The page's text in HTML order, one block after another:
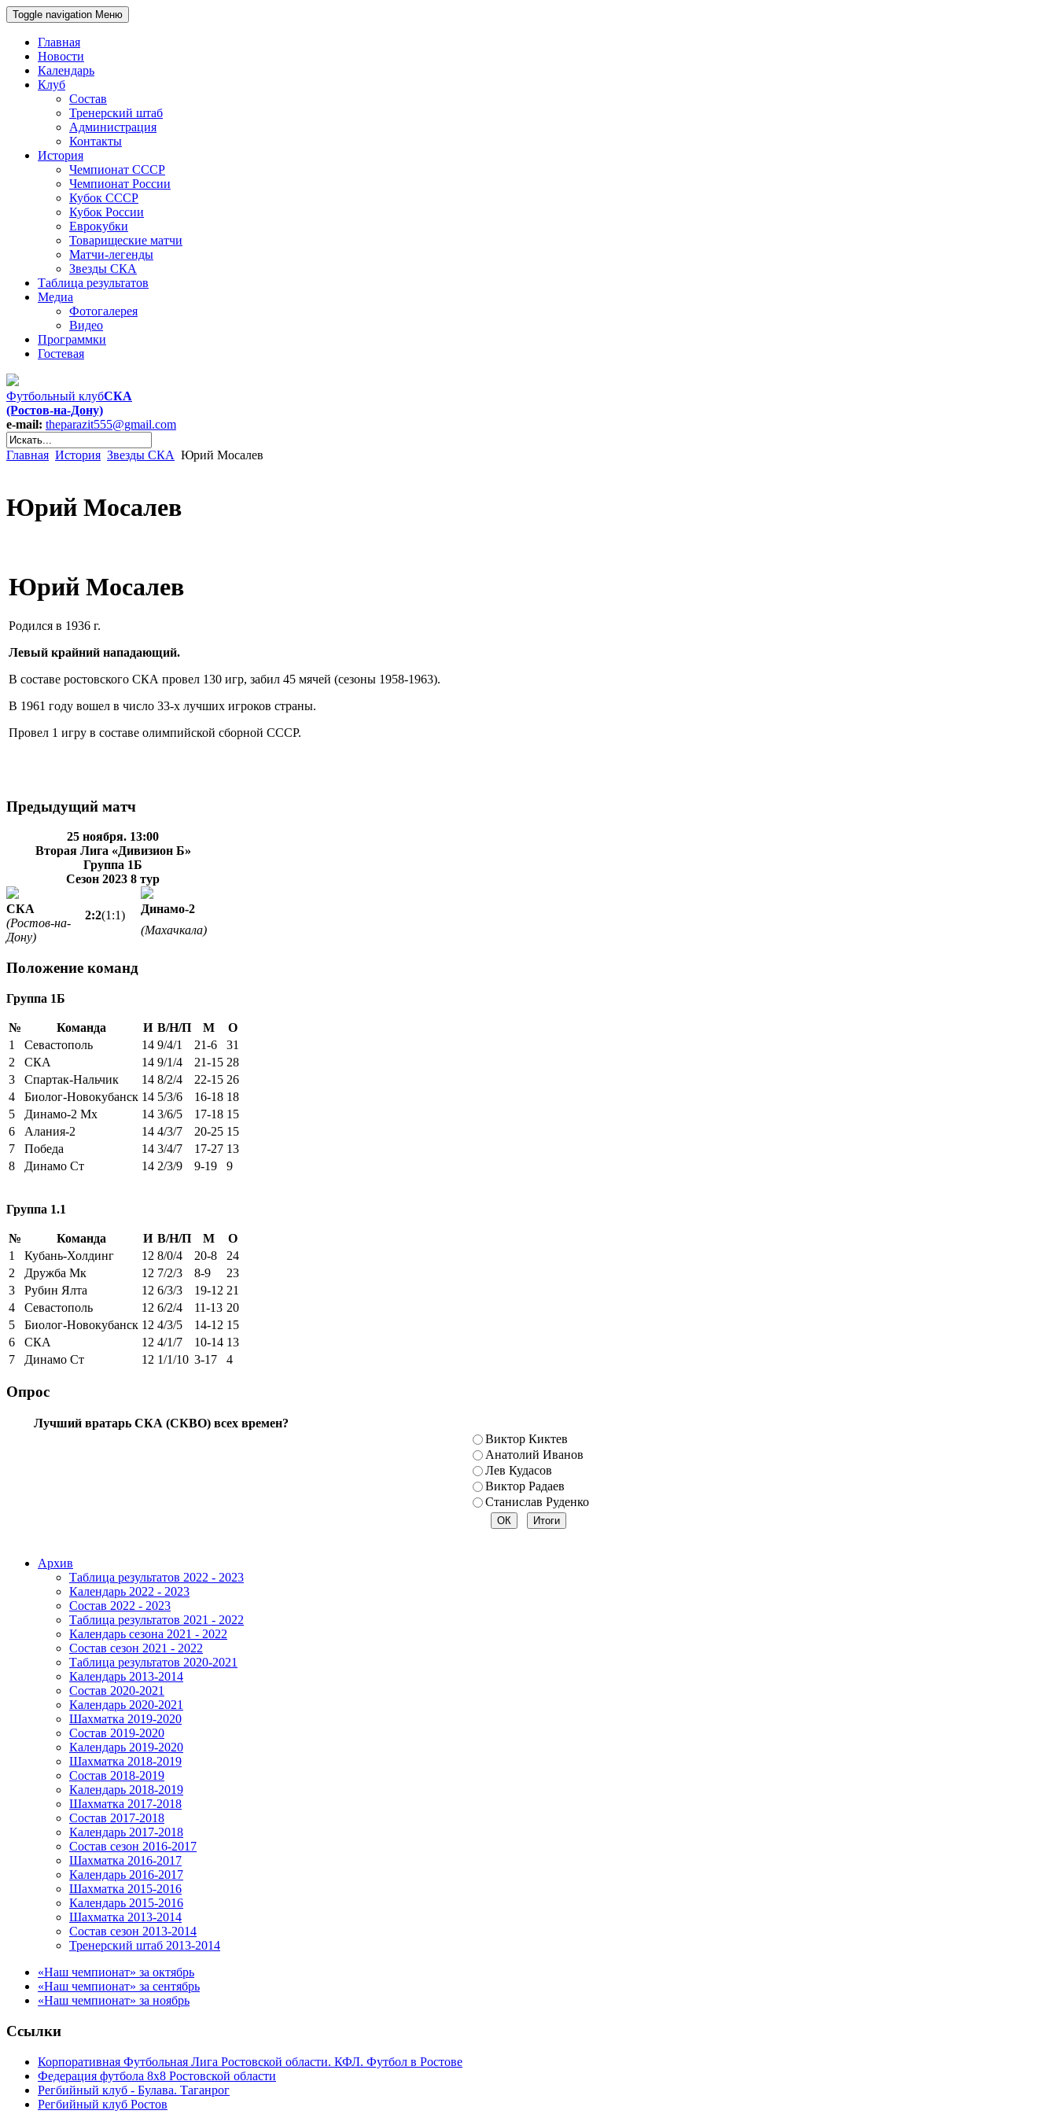
Toggle navigation Меню
Главная
Новости
Календарь
Клуб
Состав
Тренерский штаб
Администрация
Контакты
История
Чемпионат СССР
Чемпионат России
Кубок СССР
Кубок России
Еврокубки
Товарищеские матчи
Матчи-легенды
Звезды СКА
Таблица результатов
Медиа
Фотогалерея
Видео
Программки
Гостевая
Футбольный клубСКА
(Ростов-на-Дону)
e-mail: theparazit555@gmail.com
Главная История Звезды СКА Юрий Мосалев
Юрий Мосалев
Юрий Мосалев
Родился в 1936 г.
Левый крайний нападающий.
В составе ростовского СКА провел 130 игр, забил 45 мячей (сезоны 1958-1963).
В 1961 году вошел в число 33-х лучших игроков страны.
Провел 1 игру в составе олимпийской сборной СССР.
Предыдущий матч
25 ноября. 13:00
Вторая Лига «Дивизион Б»
Группа 1Б
Сезон 2023 8 тур
2:2(1:1)
СКА
Динамо-2
(Ростов-на-
Дону)
(Махачкала)
Положение команд
Группа 1Б
№ Команда И В/Н/П М
О
1
Севастополь 14 9/4/1 21-6
31
2
СКА 14 9/1/4 21-15 28
3
Спартак-Нальчик 14 8/2/4 22-15 26
4
Биолог-Новокубанск 14 5/3/6 16-18 18
5
Динамо-2 Мх 14 3/6/5 17-18 15
6
Алания-2 14 4/3/7 20-25 15
7
Победа 14 3/4/7 17-27 13
8
Динамо Ст 14 2/3/9 9-19 9
Группа 1.1
№ Команда И В/Н/П М
О
1
Кубань-Холдинг 12 8/0/4 20-8
24
2
Дружба Мк 12 7/2/3 8-9
23
3
Рубин Ялта 12 6/3/3 19-12 21
4
Севастополь 12 6/2/4 11-13 20
5
Биолог-Новокубанск 12 4/3/5 14-12 15
6
СКА 12 4/1/7 10-14 13
7
Динамо Ст 12 1/1/10 3-17 4
Опрос
Лучший вратарь СКА (СКВО) всех времен?
Виктор Киктев
Анатолий Иванов
Лев Кудасов
Виктор Радаев
Станислав Руденко
Архив
Таблица результатов 2022 - 2023
Календарь 2022 - 2023
Состав 2022 - 2023
Таблица результатов 2021 - 2022
Календарь сезона 2021 - 2022
Состав сезон 2021 - 2022
Таблица результатов 2020-2021
Календарь 2013-2014
Состав 2020-2021
Календарь 2020-2021
Шахматка 2019-2020
Состав 2019-2020
Календарь 2019-2020
Шахматка 2018-2019
Состав 2018-2019
Календарь 2018-2019
Шахматка 2017-2018
Состав 2017-2018
Календарь 2017-2018
Состав сезон 2016-2017
Шахматка 2016-2017
Календарь 2016-2017
Шахматка 2015-2016
Календарь 2015-2016
Шахматка 2013-2014
Состав сезон 2013-2014
Тренерский штаб 2013-2014
«Наш чемпионат» за октябрь
«Наш чемпионат» за сентябрь
«Наш чемпионат» за ноябрь
Ссылки
Корпоративная Футбольная Лига Ростовской области. КФЛ. Футбол в Ростове
Федерация футбола 8x8 Ростовской области
Регбийный клуб - Булава. Таганрог
Регбийный клуб Ростов